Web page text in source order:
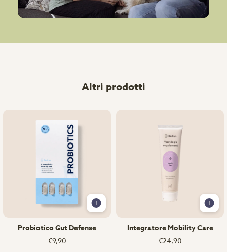
Altri prodotti
Probiotico Gut Defense
€9,90
Integratore Mobility Care
€24,90